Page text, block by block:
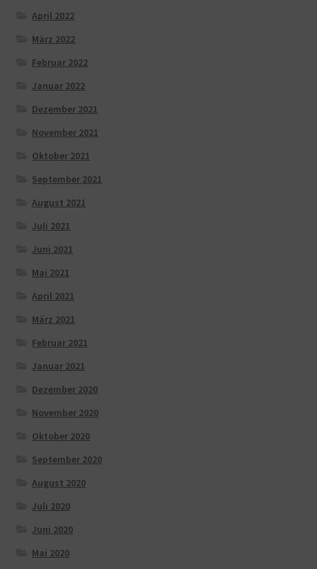
April 2022
März 2022
Februar 2022
Januar 2022
Dezember 2021
November 2021
Oktober 2021
September 2021
August 2021
Juli 2021
Juni 2021
Mai 2021
April 2021
März 2021
Februar 2021
Januar 2021
Dezember 2020
November 2020
Oktober 2020
September 2020
August 2020
Juli 2020
Juni 2020
Mai 2020